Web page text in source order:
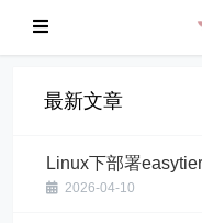
最新文章
Linux下部署
2026-04-10